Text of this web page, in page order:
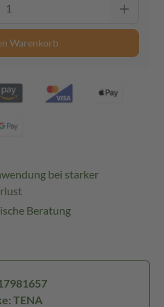
Warenkorb
bei starker
Beratung
TENA